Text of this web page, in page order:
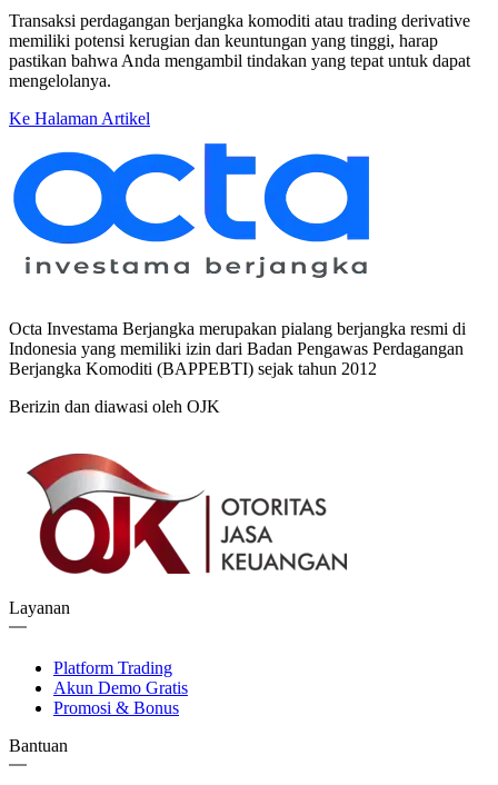
Transaksi perdagangan berjangka komoditi atau trading derivative
memiliki potensi kerugian dan keuntungan yang tinggi, harap
pastikan bahwa Anda mengambil tindakan yang tepat untuk dapat
mengelolanya.
Ke Halaman Artikel
Octa Investama Berjangka merupakan pialang berjangka resmi di
Indonesia yang memiliki izin dari Badan Pengawas Perdagangan
Berjangka Komoditi (BAPPEBTI) sejak tahun 2012
Berizin dan diawasi oleh OJK
Layanan
Platform Trading
Akun Demo Gratis
Promosi & Bonus
Bantuan